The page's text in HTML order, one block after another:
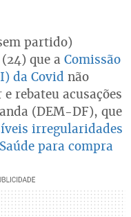
partido)
que a Comissão
da Covid não
rebateu acusações
(DEM-DF), que
irregularidades
para compra